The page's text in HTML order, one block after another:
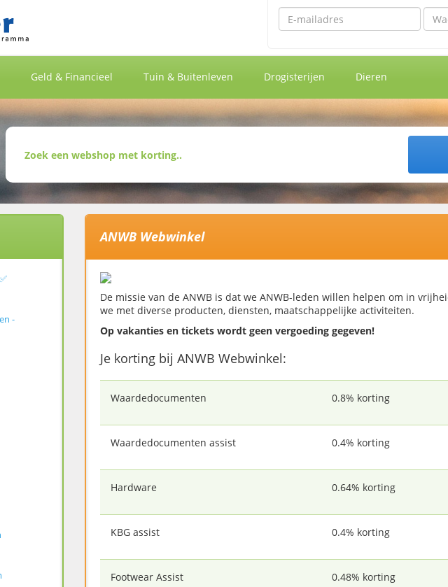
Emailadres
Geld & Financieel Tuin & Buitenleven Drogisterijen Dieren
ANWB Webwinkel
De missie van de ANWB is dat we ANWB-leden willen helpen om in
we met diverse producten, diensten, maatschappelijke activiteiten.
Op vakanties en tickets wordt geen vergoeding gegeven!
Je korting bij ANWB Webwinkel:
Waardedocumenten 0.8% korting
Waardedocumenten assist 0.4% korting
Hardware 0.64% korting
KBG assist 0.4% korting
Footwear Assist 0.48% korting
-